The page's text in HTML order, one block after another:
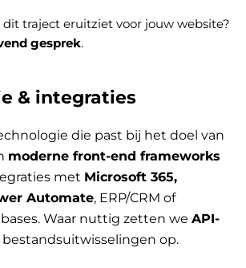
traject eruitziet voor jouw website?
gesprek.
& integraties
die past bij het doel van
moderne front-end frameworks
met Microsoft 365,
Automate, ERP/CRM of
Waar nuttig zetten we API-
bestandsuitwisselingen op.